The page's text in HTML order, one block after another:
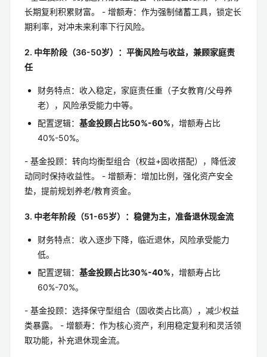
长期复利积累财富。 - 增额寿：作为强制储蓄工具，锁定长
期利率，对冲未来利率下行风险。
2. 中年阶段（36-50岁）：平衡风险与收益，兼顾家庭责
任
财务特点：收入稳定，家庭责任重（子女教育/父母养
老），风险承受能力中等。
配置逻辑： 基金投顾占比50%-60%，增额寿占比
40%-50%。
- 基金投顾：转向均衡型组合（权益+固收搭配），降低波
动同时保持收益性。 - 增额寿：增加比例，强化资产安全
垫，提前规划养老/教育资金。
3. 中老年阶段（51-65岁）：稳健为主，准备退休现金流
财务特点：收入逐步下降，临近退休，风险承受能力
低。
配置逻辑： 基金投顾占比30%-40%，增额寿占比
60%-70%。
- 基金投顾：选择保守型组合（固收类占比高），减少权益
类暴露。 - 增额寿：作为核心资产，利用稳定复利和灵活领
取功能，补充退休现金流。